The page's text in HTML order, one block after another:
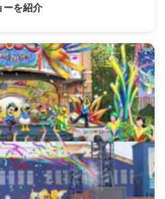
ーを紹介